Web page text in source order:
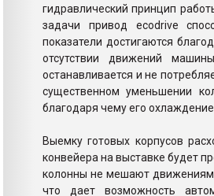
гидравлический принцип
задачи привод ecodrive
показатели достигаются
отсутствии движений
останавливается и не
существенном уменьшении
благодаря чему его
Выемку готовых корпусов
конвейера на выставке будет
колонны не мешают
что дает возможность